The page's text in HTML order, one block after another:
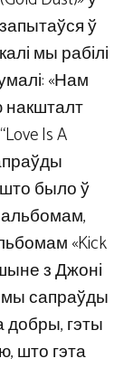
ў
мы рабілі
«Нам
накшталт
Is A
было ў
альбомам,
«Kick
з Джоні
мы сапраўды
добры, гэты
што гэта